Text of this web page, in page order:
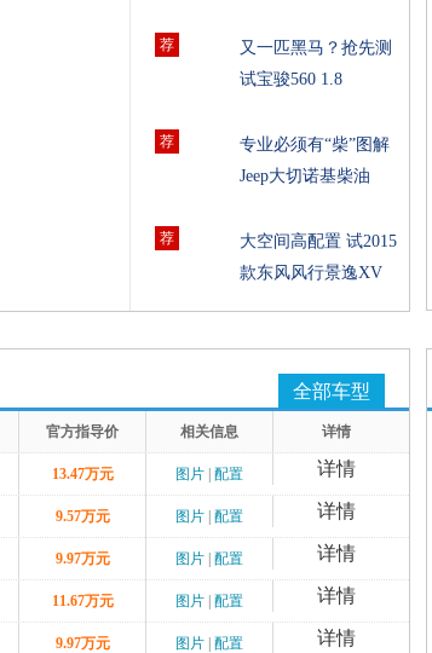
荐
又一匹黑马？抢先测
试宝骏560 1.8
荐
专业必须有“柴”图解
Jeep大切诺基柴油
荐
大空间高配置 试2015
款东风风行景逸XV
全部车型
官方指导价 相关信息 详情
13.47万元 图片 配置 详情
9.57万元 图片 配置 详情
9.97万元 图片 配置 详情
11.67万元 图片 配置 详情
9.97万元 图片 配置 详情